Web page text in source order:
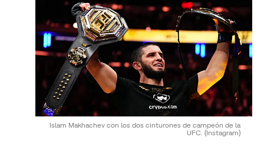
Islam Makhachev con los dos cinturones de campeón de la
UFC. (Instagram)